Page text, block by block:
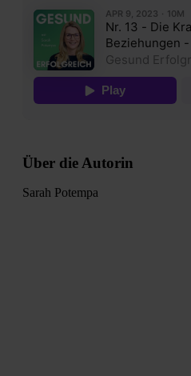
Über die Autorin
Sarah Potempa